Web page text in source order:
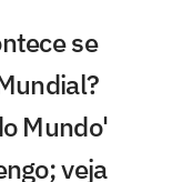
se
Mundo'
veja